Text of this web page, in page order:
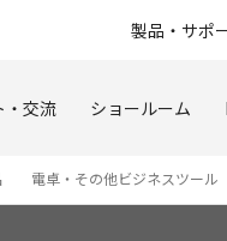
製品・サポ
・交流 ショールーム
電卓・その他ビジネスツール